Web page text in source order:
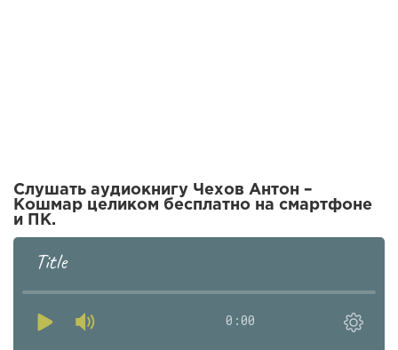
Слушать аудиокнигу Чехов Антон –
Кошмар целиком бесплатно на смартфоне
и ПК.
Title
0:00